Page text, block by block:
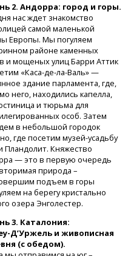
2. Андорра: город и горы.
нас ждет знакомство
самой маленькой
Европы. Мы погуляем
районе каменных
и мощеных улиц Барри Аттик
«Каса-де-ла-Валь»—
здание парламента, где,
него, находились капелла,
и тюрьма для
особ. Затем
в небольшой городок
где посетим музей-усадьбу
Пландолит. Княжество
— это в первую очередь
природа –
подъем в горы
на берегу кристально
озера Энголестер.
3. Каталония:
Д’Уржельи живописная
(с обедом).